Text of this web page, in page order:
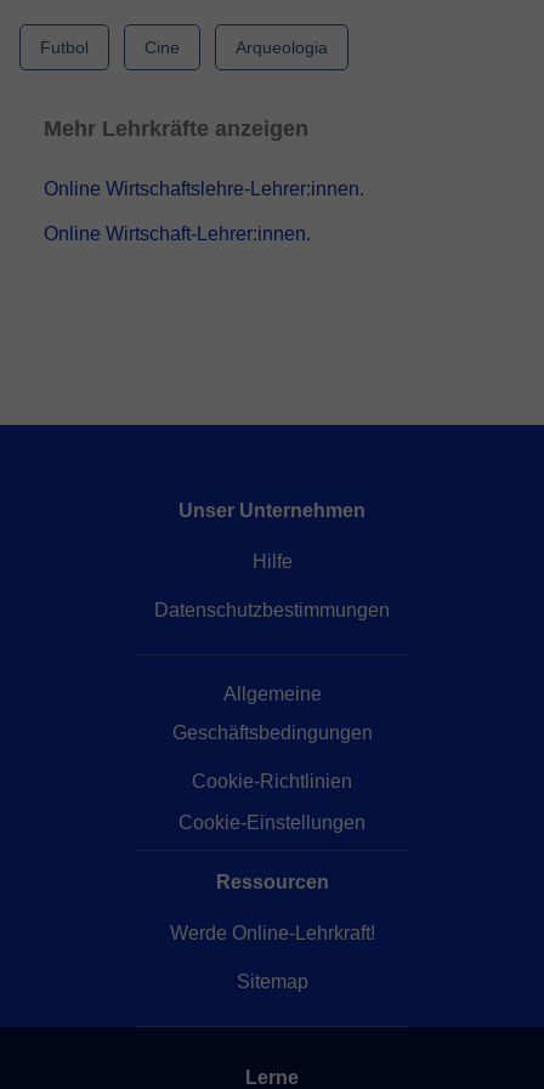
Futbol Cine Arqueologia
Mehr Lehrkräfte anzeigen
Online Wirtschaftslehre-Lehrer:innen.
Online Wirtschaft-Lehrer:innen.
Unser Unternehmen
Hilfe
Datenschutzbestimmungen
Allgemeine
Geschäftsbedingungen
Cookie-Richtlinien
Cookie-Einstellungen
Ressourcen
Werde Online-Lehrkraft!
Sitemap
Lerne